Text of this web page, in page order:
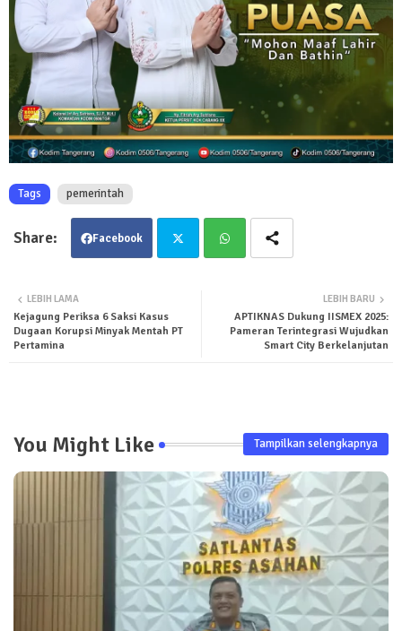
Tags pemerintah
Facebook
LEBIH BARU
APTIKNAS Dukung IISMEX 2025:
Pameran Terintegrasi Wujudkan
Smart City Berkelanjutan
LEBIH LAMA
Kejagung Periksa 6 Saksi Kasus
Dugaan Korupsi Minyak Mentah PT
Pertamina
You Might Like Tampilkan selengkapnya